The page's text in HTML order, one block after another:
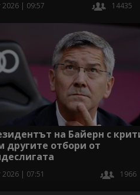
2026 | 09:57 14435
на Байерн с
другите отбори от
2026 | 07:51 1966